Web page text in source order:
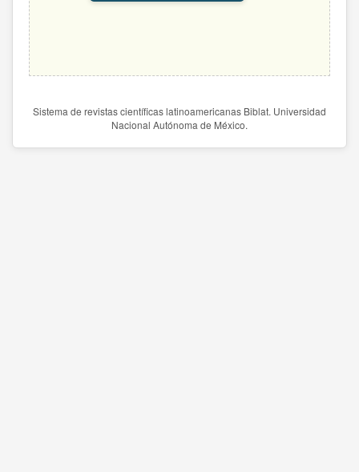
Sistema de revistas científicas latinoamericanas Biblat. Universidad
Nacional Autónoma de México.